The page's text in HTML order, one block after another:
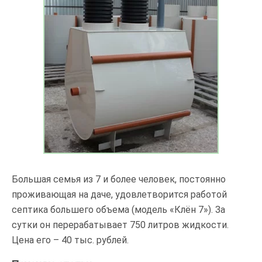
Большая семья из 7 и более человек, постоянно
проживающая на даче, удовлетворится работой
септика большего объема (модель «Клён 7»). За
сутки он перерабатывает 750 литров жидкости.
Цена его – 40 тыс. рублей.